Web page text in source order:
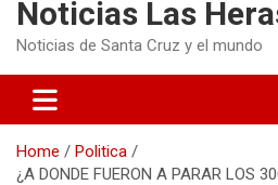
Noticias Las
Noticias de Santa Cruz y el mundo
Home
Politica
¿A DONDE FUERON A PARAR LOS